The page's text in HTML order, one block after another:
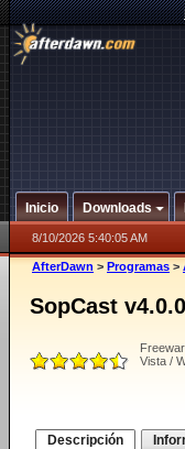
Inicio Downloads
8/10/2026 5:40:05 AM
AfterDawn > Programas >
SopCast v4.0.0
Vista /
Descripción